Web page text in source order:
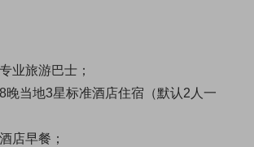
业旅游巴士；
晚当地3星标准酒店住宿（默认2人一
店早餐；